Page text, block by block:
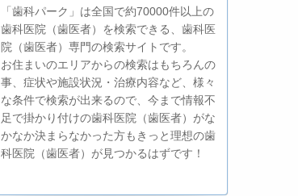
「歯科パーク」は全国で約70000件以上の
歯科医院（歯医者）を検索できる、歯科医
院（歯医者）専門の検索サイトです。
お住まいのエリアからの検索はもちろんの
事、症状や施設状況・治療内容など、様々
な条件で検索が出来るので、今まで情報不
足で掛かり付けの歯科医院（歯医者）がな
かなか決まらなかった方もきっと理想の歯
科医院（歯医者）が見つかるはずです！